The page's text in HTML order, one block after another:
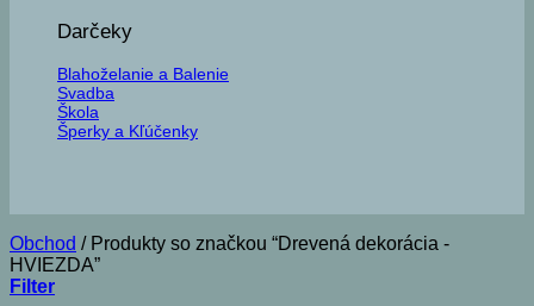
Darčeky
Blahoželanie a Balenie
Svadba
Škola
Šperky a Kľúčenky
Obchod /Produkty so značkou “Drevená dekorácia -
HVIEZDA”
Filter